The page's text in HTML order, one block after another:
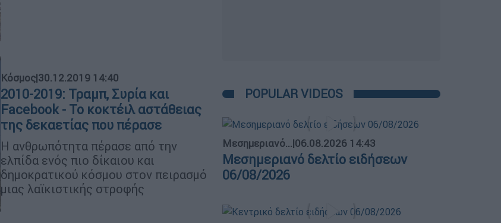
Κόσμος|30.12.2019 14:40
2010-2019: Τραμπ, Συρία και
Facebook - Το κοκτέιλ αστάθειας
της δεκαετίας που πέρασε
Η ανθρωπότητα πέρασε από την
ελπίδα ενός πιο δίκαιου και
δημοκρατικού κόσμου στον πειρασμό
μιας λαϊκιστικής στροφής
POPULAR VIDEOS
Μεσημεριανό...|06.08.2026 14:43
Μεσημεριανό δελτίο ειδήσεων
06/08/2026